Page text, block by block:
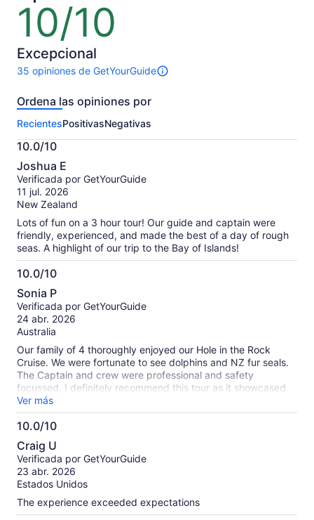
10/10
10
10
Excepcional
35 opiniones de GetYourGuide
35
sobre
actividad.
Más
información
sobre
las
opiniones
verificadas
Ordena las opiniones por
RecientesPositivasNegativas
10.0/10
10.0
de
10
Joshua E
Verificada por GetYourGuide
11 jul. 2026
New Zealand
Lots of fun on a 3 hour tour! Our guide and captain were
friendly, experienced, and made the best of a day of rough
seas. A highlight of our trip to the Bay of Islands!
10.0/10
10.0
de
10
Sonia P
Verificada por GetYourGuide
24 abr. 2026
Australia
Our family of 4 thoroughly enjoyed our Hole in the Rock
Cruise. We were fortunate to see dolphins and NZ fur seals.
The Captain and crew were professional and safety
focussed. I definitely recommend this tour as it showcased
the beautiful Bay of Islands.
Ver más
10.0/10
10.0
de
10
Craig U
Verificada por GetYourGuide
23 abr. 2026
Estados Unidos
The experience exceeded expectations